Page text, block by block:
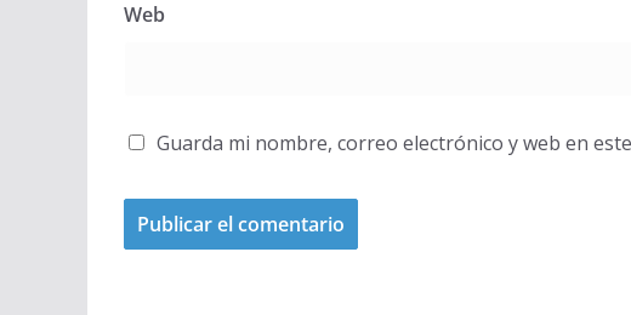
Web
Guarda mi nombre, correo electrónico y web en